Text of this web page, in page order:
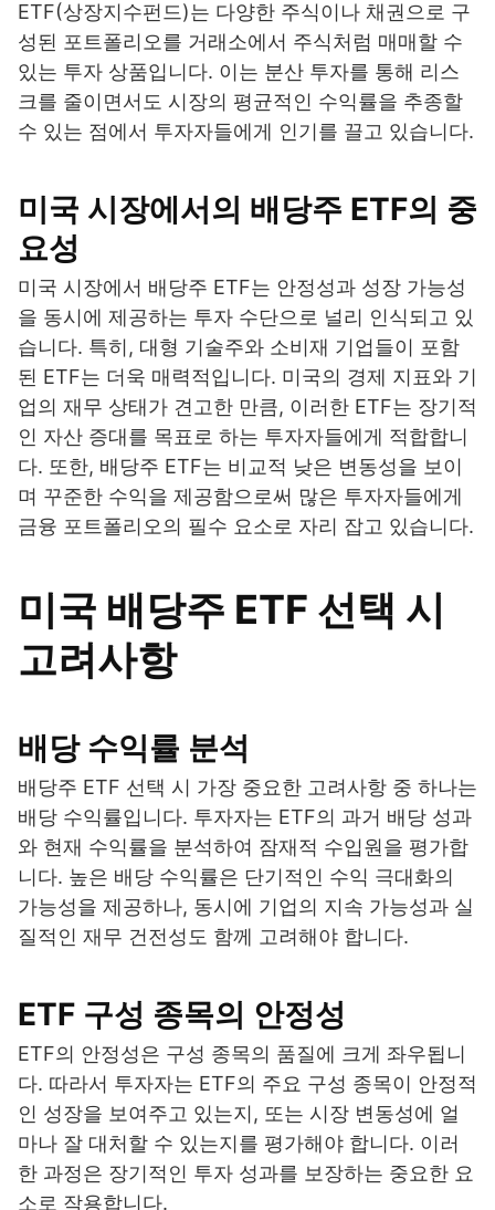
ETF(상장지수펀드)는 다양한 주식이나 채권으로 구
성된 포트폴리오를 거래소에서 주식처럼 매매할 수
있는 투자 상품입니다. 이는 분산 투자를 통해 리스
크를 줄이면서도 시장의 평균적인 수익률을 추종할
수 있는 점에서 투자자들에게 인기를 끌고 있습니다.
미국 시장에서의 배당주 ETF의 중
요성
미국 시장에서 배당주 ETF는 안정성과 성장 가능성
을 동시에 제공하는 투자 수단으로 널리 인식되고 있
습니다. 특히, 대형 기술주와 소비재 기업들이 포함
된 ETF는 더욱 매력적입니다. 미국의 경제 지표와 기
업의 재무 상태가 견고한 만큼, 이러한 ETF는 장기적
인 자산 증대를 목표로 하는 투자자들에게 적합합니
다. 또한, 배당주 ETF는 비교적 낮은 변동성을 보이
며 꾸준한 수익을 제공함으로써 많은 투자자들에게
금융 포트폴리오의 필수 요소로 자리 잡고 있습니다.
미국 배당주 ETF 선택 시
고려사항
배당 수익률 분석
배당주 ETF 선택 시 가장 중요한 고려사항 중 하나는
배당 수익률입니다. 투자자는 ETF의 과거 배당 성과
와 현재 수익률을 분석하여 잠재적 수입원을 평가합
니다. 높은 배당 수익률은 단기적인 수익 극대화의
가능성을 제공하나, 동시에 기업의 지속 가능성과 실
질적인 재무 건전성도 함께 고려해야 합니다.
ETF 구성 종목의 안정성
ETF의 안정성은 구성 종목의 품질에 크게 좌우됩니
다. 따라서 투자자는 ETF의 주요 구성 종목이 안정적
인 성장을 보여주고 있는지, 또는 시장 변동성에 얼
마나 잘 대처할 수 있는지를 평가해야 합니다. 이러
한 과정은 장기적인 투자 성과를 보장하는 중요한 요
소로 작용합니다.